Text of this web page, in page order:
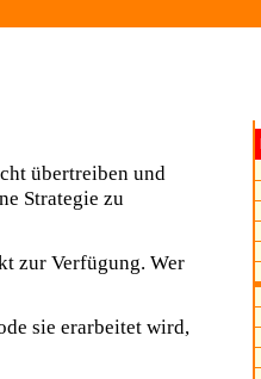
übertreiben und
Strategie zu
zur Verfügung. Wer
sie erarbeitet wird,